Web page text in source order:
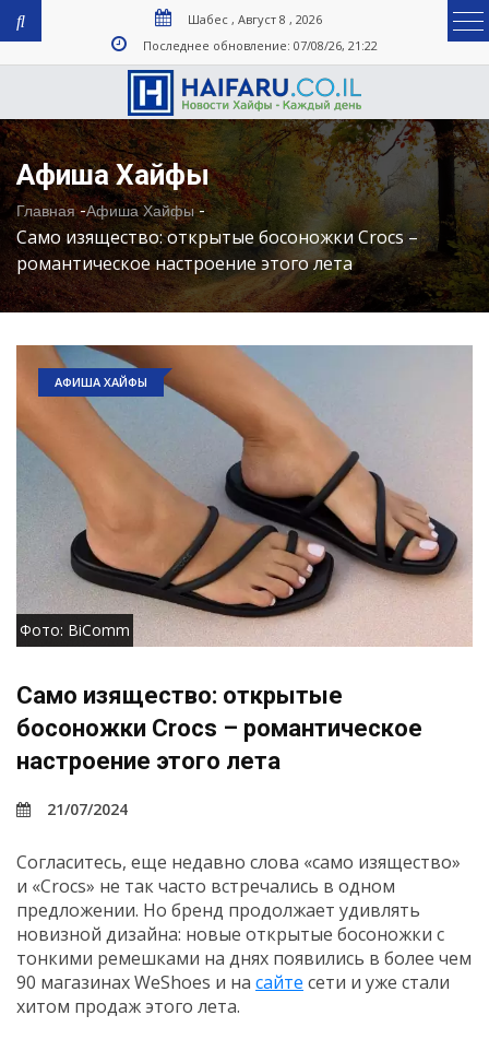
Шабес , Август 8 , 2026
Последнее обновление: 07/08/26, 21:22
Афиша Хайфы
Главная-Афиша Хайфы-
Само изящество: открытые босоножки Crocs –
романтическое настроение этого лета
АФИША ХАЙФЫ
Фото: BiComm
Само изящество: открытые
босоножки Crocs – романтическое
настроение этого лета
21/07/2024
Согласитесь, еще недавно слова «само изящество»
и «Crocs» не так часто встречались в одном
предложении. Но бренд продолжает удивлять
новизной дизайна: новые открытые босоножки с
тонкими ремешками на днях появились в более чем
90 магазинах WeShoes и на сайте сети и уже стали
хитом продаж этого лета.